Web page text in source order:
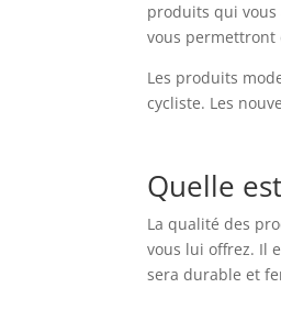
produits qui
vous permettront
Les produits
cycliste. Les
Quelle
La qualité des
vous lui offrez. Il
sera durable et